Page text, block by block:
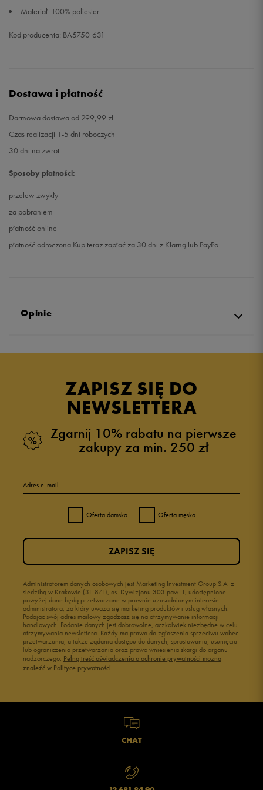
Materiał: 100% poliester
Kod producenta: BA5750-631
Dostawa i płatność
Darmowa dostawa od 299,99 zł
Czas realizacji 1-5 dni roboczych
30 dni na zwrot
Sposoby płatności:
przelew zwykły
za pobraniem
płatność online
płatność odroczona Kup teraz zapłać za 30 dni z Klarną lub PayPo
Opinie
ZAPISZ SIĘ DO
NEWSLETTERA
Zgarnij 10% rabatu na pierwsze
zakupy za min. 250 zł
Adres e-mail
Oferta damska Oferta męska
Administratorem danych osobowych jest Marketing Investment Group S.A. z
siedzibą w Krakowie (31-871), os. Dywizjonu 303 paw. 1, udostępnione
powyżej dane będą przetwarzane w prawnie uzasadnionym interesie
administratora, za który uważa się marketing produktów i usług własnych.
Podając swój adres mailowy zgadzasz się na otrzymywanie informacji
handlowych. Podanie danych jest dobrowolne, aczkolwiek niezbędne w celu
otrzymywania newslettera. Każdy ma prawo do zgłoszenia sprzeciwu wobec
przetwarzania, a także żądania dostępu do danych, sprostowania, usunięcia
lub ograniczenia przetwarzania oraz prawo wniesienia skargi do organu
nadzorczego. Pełną treść oświadczenia o ochronie prywatności można
znaleźć w Polityce prywatności.
ZAPISZ SIĘ
CHAT